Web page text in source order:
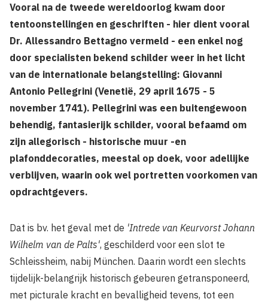
Vooral na de tweede wereldoorlog kwam door
tentoonstellingen en geschriften - hier dient vooral
Dr. Allessandro Bettagno vermeld - een enkel nog
door specialisten bekend schilder weer in het licht
van de internationale belangstelling: Giovanni
Antonio Pellegrini (Venetië, 29 april 1675 - 5
november 1741). Pellegrini was een buitengewoon
behendig, fantasierijk schilder, vooral befaamd om
zijn allegorisch - historische muur -en
plafonddecoraties, meestal op doek, voor adellijke
verblijven, waarin ook wel portretten voorkomen van
opdrachtgevers.
Dat is bv. het geval met de 'Intrede van Keurvorst Johann
Wilhelm van de Palts', geschilderd voor een slot te
Schleissheim, nabij München. Daarin wordt een slechts
tijdelijk-belangrijk historisch gebeuren getransponeerd,
met picturale kracht en bevalligheid tevens, tot een